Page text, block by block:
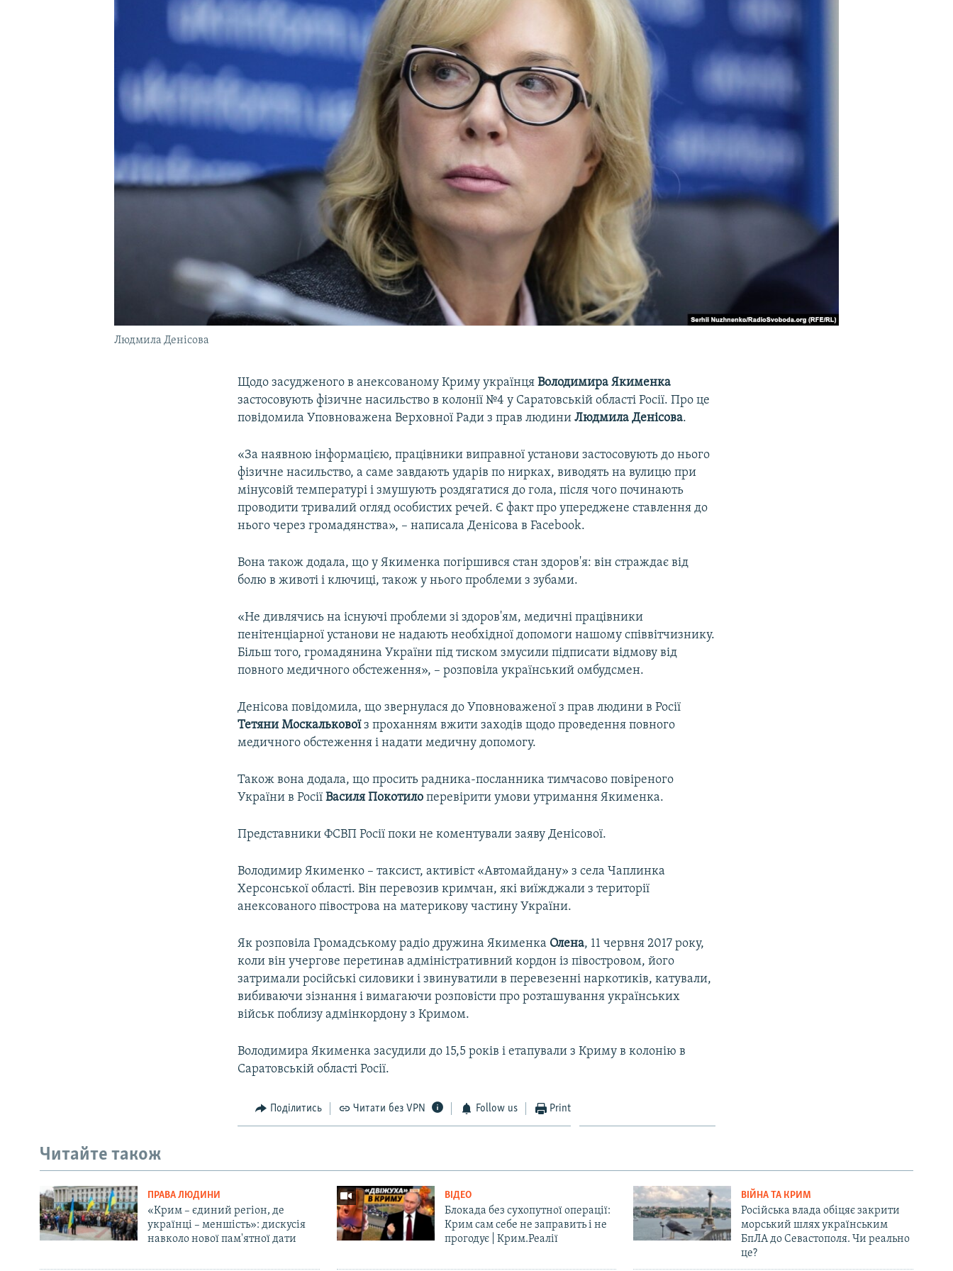
Людмила Денісова
Щодо засудженого в анексованому Криму українця Володимира Якименка
застосовують фізичне насильство в колонії №4 у Саратовській області Росії. Про це
повідомила Уповноважена Верховної Ради з прав людиниЛюдмила Денісова.
«За наявною інформацією, працівники виправної установи застосовують до нього
фізичне насильство, а саме завдають ударів по нирках, виводять на вулицю при
мінусовій температурі і змушують роздягатися до гола, після чого починають
проводити тривалий огляд особистих речей. Є факт про упереджене ставлення до
нього через громадянства», – написала Денісова в Facebook.
Вона також додала, що у Якименка погіршився стан здоров'я: він страждає від
болю в животі і ключиці, також у нього проблеми з зубами.
«Не дивлячись на існуючі проблеми зі здоров'ям, медичні працівники
пенітенціарної установи не надають необхідної допомоги нашому співвітчизнику.
Більш того, громадянина України під тиском змусили підписати відмову від
повного медичного обстеження», – розповіла український омбудсмен.
Денісова повідомила, що звернулася до Уповноваженої з прав людини в Росії
Тетяни Москальковоїз проханням вжити заходів щодо проведення повного
медичного обстеження і надати медичну допомогу.
Також вона додала, що просить радника-посланника тимчасово повіреного
України в РосіїВасиля Покотило перевірити умови утримання Якименка.
Представники ФСВП Росії поки не коментували заяву Денісової.
Володимир Якименко – таксист, активіст «Автомайдану» з села Чаплинка
Херсонської області. Він перевозив кримчан, які виїжджали з території
анексованого півострова на материкову частину України.
Як розповіла Громадському радіо дружина Якименка Олена, 11 червня 2017 року,
коли він учергове перетинав адміністративний кордон із півостровом, його
затримали російські силовики і звинуватили в перевезенні наркотиків, катували,
вибиваючи зізнання і вимагаючи розповісти про розташування українських
військ поблизу адмінкордону з Кримом.
Володимира Якименка засудили до 15,5 років і етапували з Криму в колонію в
Саратовській області Росії.
Поділитись Читати без VPN Follow us Print
Читайте також
ПРАВА ЛЮДИНИ
«Крим – єдиний регіон, де
українці – меншість»: дискусія
навколо нової пам'ятної дати
ВІДЕО
Блокада без сухопутної операції:
Крим сам себе не заправить і не
прогодує | Крим.Реалії
ВІЙНА ТА КРИМ
Російська влада обіцяє закрити
морський шлях українським
БпЛА до Севастополя. Чи реально
це?